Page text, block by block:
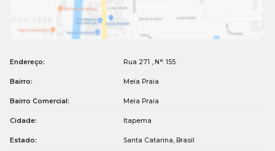
Endereço: Rua 271 N°: 155
Bairro: Meia Praia
Bairro Comercial: Meia Praia
Cidade: Itapema
Estado: Santa Catarina, Brasil